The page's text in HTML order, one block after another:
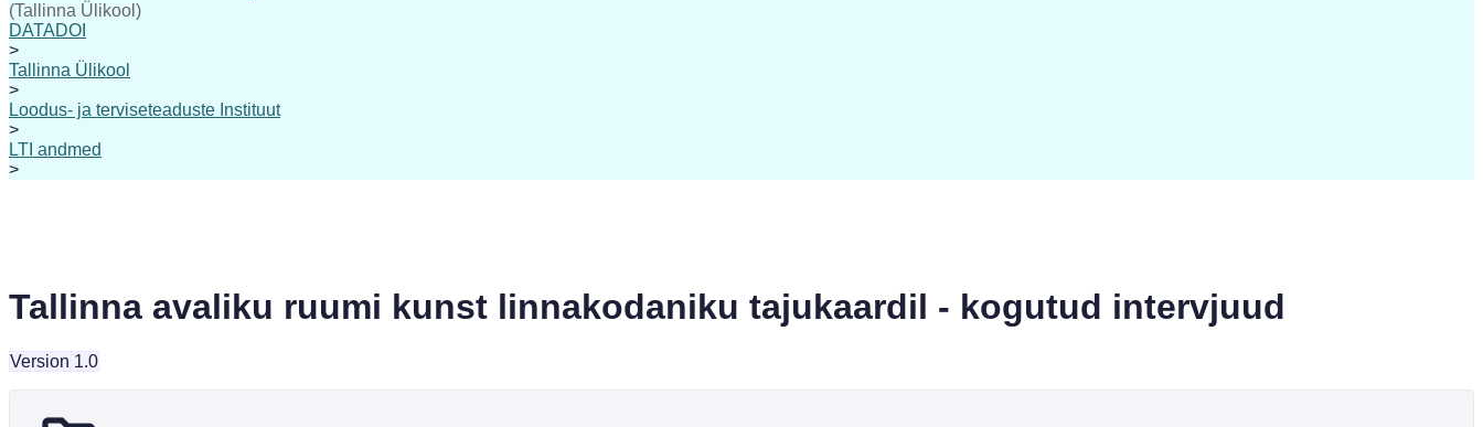
(Tallinna Ülikool)
DATADOI
>
Tallinna Ülikool
>
Loodus- ja terviseteaduste Instituut
>
LTI andmed
>
Tallinna avaliku ruumi kunst linnakodaniku tajukaardil - kogutud intervjuud
Version 1.0